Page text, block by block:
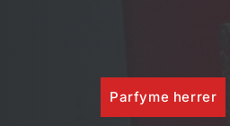
Parfyme herrer